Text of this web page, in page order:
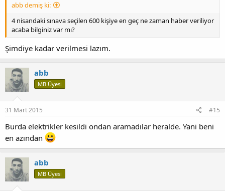
abb demiş ki:
4 nisandaki sınava seçilen 600 kişiye en geç ne zaman haber veriliyor
acaba bilginiz var mı?
Şimdiye kadar verilmesi lazım.
abb
MB Üyesi
31 Mart 2015 #15
Burda elektrikler kesildi ondan aramadılar heralde. Yani beni
en azından
abb
MB Üyesi